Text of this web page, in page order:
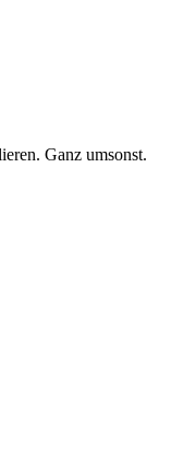
Ganz umsonst.